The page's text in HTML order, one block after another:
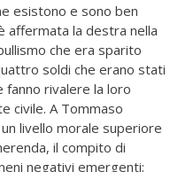
esistono e sono ben
affermata la destra nella
che era sparito
soldi che erano stati
fanno rivalere la loro
civile. A Tommaso
livello morale superiore
il compito di
negativi emergenti;